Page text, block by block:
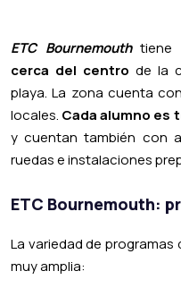
ETC Bournemouthtiene
cerca del centro de la
playa. La zona cuenta
locales. Cada alumno es
y cuentan también con
ruedas e instalaciones
ETC Bournemouth:
La variedad de programas
muy amplia: